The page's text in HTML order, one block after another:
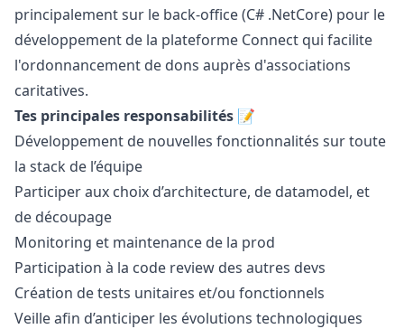
principalement sur le back-office (C# .NetCore) pour le
développement de la plateforme Connect qui facilite
l'ordonnancement de dons auprès d'associations
caritatives.
Tes principales responsabilités 📝
Développement de nouvelles fonctionnalités sur toute
la stack de l’équipe
Participer aux choix d’architecture, de datamodel, et
de découpage
Monitoring et maintenance de la prod
Participation à la code review des autres devs
Création de tests unitaires et/ou fonctionnels
Veille afin d’anticiper les évolutions technologiques